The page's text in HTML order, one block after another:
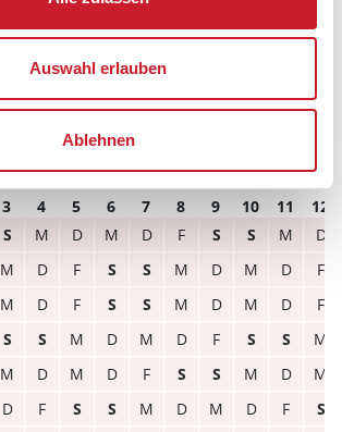
Auswahl erlauben
Ablehnen
M D F
D F S S M D M D F
S
S M D M
D M D F S S M D M
D
S S
3 4 5 6 7 8 9 10 11
12
S M D M D F S S M
D
M D F S S M D M D
F
M D F S S M D M D
F
S S M D M D F S S
M
M D M D F S S M D
M
D F S S M D M D F
S